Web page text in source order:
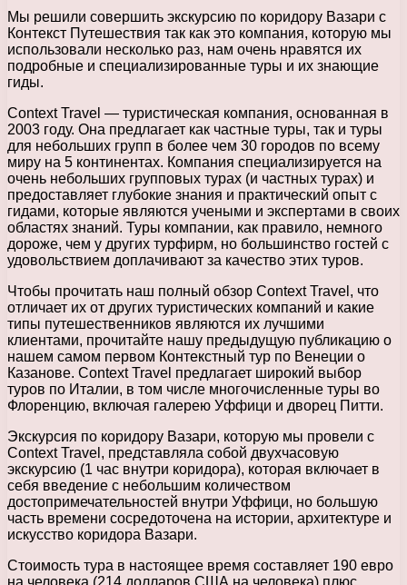
Мы решили совершить экскурсию по коридору Вазари с
Контекст Путешествия так как это компания, которую мы
использовали несколько раз, нам очень нравятся их
подробные и специализированные туры и их знающие
гиды.
Context Travel — туристическая компания, основанная в
2003 году. Она предлагает как частные туры, так и туры
для небольших групп в более чем 30 городов по всему
миру на 5 континентах. Компания специализируется на
очень небольших групповых турах (и частных турах) и
предоставляет глубокие знания и практический опыт с
гидами, которые являются учеными и экспертами в своих
областях знаний. Туры компании, как правило, немного
дороже, чем у других турфирм, но большинство гостей с
удовольствием доплачивают за качество этих туров.
Чтобы прочитать наш полный обзор Context Travel, что
отличает их от других туристических компаний и какие
типы путешественников являются их лучшими
клиентами, прочитайте нашу предыдущую публикацию о
нашем самом первом Контекстный тур по Венеции о
Казанове. Context Travel предлагает широкий выбор
туров по Италии, в том числе многочисленные туры во
Флоренцию, включая галерею Уффици и дворец Питти.
Экскурсия по коридору Вазари, которую мы провели с
Context Travel, представляла собой двухчасовую
экскурсию (1 час внутри коридора), которая включает в
себя введение с небольшим количеством
достопримечательностей внутри Уффици, но большую
часть времени сосредоточена на истории, архитектуре и
искусство коридора Вазари.
Стоимость тура в настоящее время составляет 190 евро